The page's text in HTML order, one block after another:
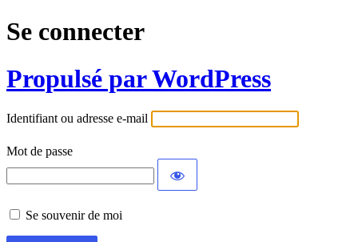
Se connecter
Propulsé par WordPress
Identifiant ou adresse e-mail
Mot de passe
Se souvenir de moi